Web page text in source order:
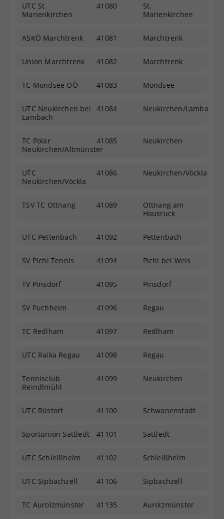
UTC St.
Marienkirchen
41080
St.
Marienkirchen
ASKÖ Marchtrenk 41081 Marchtrenk
Union Marchtrenk 41082 Marchtrenk
TC Mondsee OÖ 41083 Mondsee
UTC Neukirchen bei
Lambach
41084 Neukirchen/Lambach
TC Polar
Neukirchen/Altmünster
41085 Neukirchen
UTC
Neukirchen/Vöckla
41086 Neukirchen/Vöckla
TSV TC Ottnang 41089
Ottnang am
Hausruck
UTC Pettenbach 41092 Pettenbach
SV Pichl Tennis 41094 Pichl bei Wels
TV Pinsdorf 41095 Pinsdorf
SV Puchheim 41096 Regau
TC Redlham 41097 Redlham
UTC Raika Regau 41098 Regau
Tennisclub
Reindlmühl
41099 Neukirchen
UTC Rüstorf 41100 Schwanenstadt
Sportunion Sattledt 41101 Sattledt
UTC Schleißheim 41102 Schleißheim
UTC Sipbachzell 41106 Sipbachzell
TC Aurolzmünster 41135 Aurolzmünster